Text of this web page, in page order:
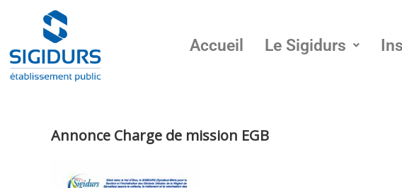
Accueil Le Sigidurs
Annonce Charge de mission EGB